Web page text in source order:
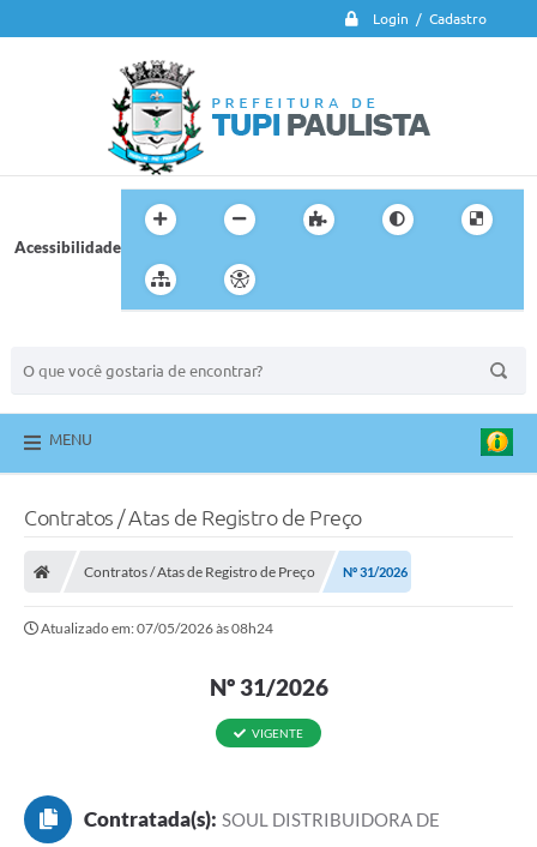
Login / Cadastro
Acessibilidade
MENU
Contratos / Atas de Registro de Preço
Contratos / Atas de Registro de Preço Nº 31/2026
Atualizado em: 07/05/2026 às 08h24
Nº 31/2026
VIGENTE
Contratada(s): SOUL DISTRIBUIDORA DE